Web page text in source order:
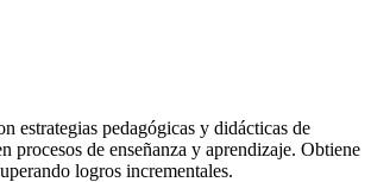
estrategias pedagógicas y didácticas de
procesos de enseñanza y aprendizaje. Obtiene
logros incrementales.